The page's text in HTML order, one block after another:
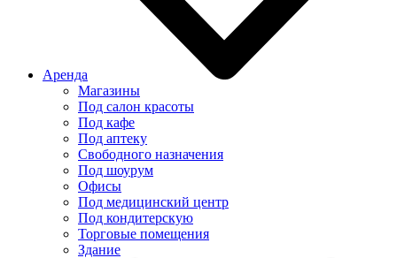
Аренда
Магазины
Под салон красоты
Под кафе
Под аптеку
Свободного назначения
Под шоурум
Офисы
Под медицинский центр
Под кондитерскую
Торговые помещения
Здание